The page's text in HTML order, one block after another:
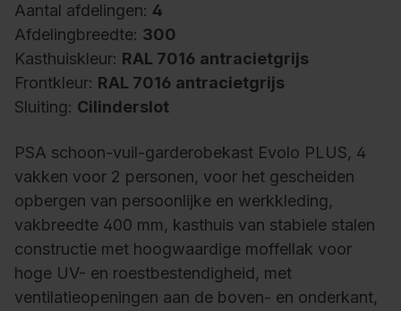
Aantal afdelingen: 4
Afdelingbreedte: 300
Kasthuiskleur: RAL 7016 antracietgrijs
Frontkleur: RAL 7016 antracietgrijs
Sluiting: Cilinderslot
PSA schoon-vuil-garderobekast Evolo PLUS, 4
vakken voor 2 personen, voor het gescheiden
opbergen van persoonlijke en werkkleding,
vakbreedte 400 mm, kasthuis van stabiele stalen
constructie met hoogwaardige moffellak voor
hoge UV- en roestbestendigheid, met
ventilatieopeningen aan de boven- en onderkant,